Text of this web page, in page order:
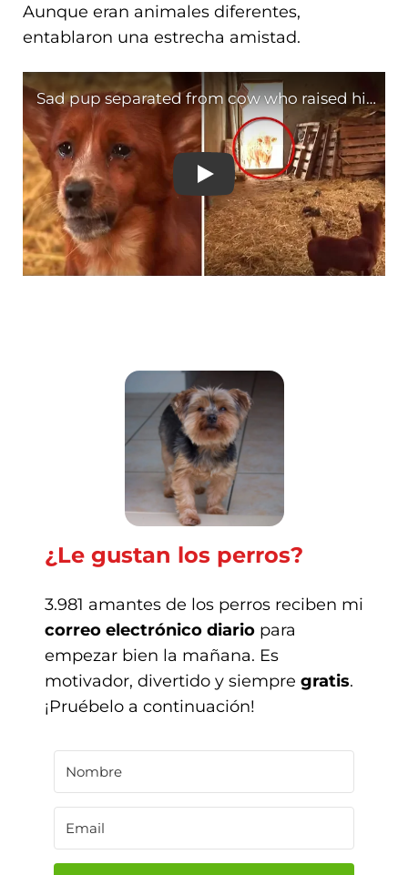
Aunque eran animales diferentes,
entablaron una estrecha amistad.
Sad pup separated
¿Le gustan los perros?
3.981 amantes de los perros reciben mi
correo electrónico diario para
empezar bien la mañana. Es
motivador, divertido y siempre gratis.
¡Pruébelo a continuación!